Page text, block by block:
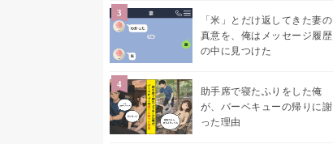
「米」とだけ返してきた妻の
真意を、俺はメッセージ履歴
の中に見つけた
助手席で寝たふりをした俺
が、バーベキューの帰りに謝
った理由